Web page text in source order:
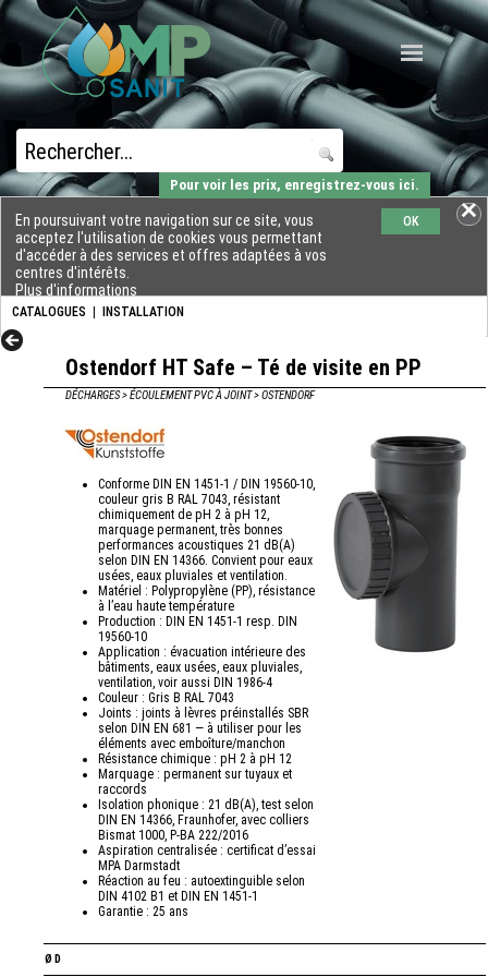
CATALOGUES INSTALLATION
En poursuivant votre navigation sur ce site, vous
acceptez l'utilisation de cookies vous permettant
d'accéder à des services et offres adaptées à vos
centres d'intérêts.
Plus d'informations
OK
Pour voir les prix, enregistrez-vous ici.